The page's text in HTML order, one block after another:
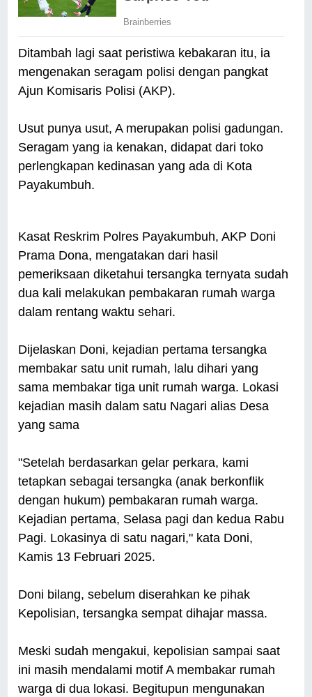
Ditambah lagi saat peristiwa kebakaran itu, ia
mengenakan seragam polisi dengan pangkat
Ajun Komisaris Polisi (AKP).
Usut punya usut, A merupakan polisi gadungan.
Seragam yang ia kenakan, didapat dari toko
perlengkapan kedinasan yang ada di Kota
Payakumbuh.
Kasat Reskrim Polres Payakumbuh, AKP Doni
Prama Dona, mengatakan dari hasil
pemeriksaan diketahui tersangka ternyata sudah
dua kali melakukan pembakaran rumah warga
dalam rentang waktu sehari.
Dijelaskan Doni, kejadian pertama tersangka
membakar satu unit rumah, lalu dihari yang
sama membakar tiga unit rumah warga. Lokasi
kejadian masih dalam satu Nagari alias Desa
yang sama
"Setelah berdasarkan gelar perkara, kami
tetapkan sebagai tersangka (anak berkonflik
dengan hukum) pembakaran rumah warga.
Kejadian pertama, Selasa pagi dan kedua Rabu
Pagi. Lokasinya di satu nagari," kata Doni,
Kamis 13 Februari 2025.
Doni bilang, sebelum diserahkan ke pihak
Kepolisian, tersangka sempat dihajar massa.
Meski sudah mengakui, kepolisian sampai saat
ini masih mendalami motif A membakar rumah
warga di dua lokasi. Begitupun mengunakan